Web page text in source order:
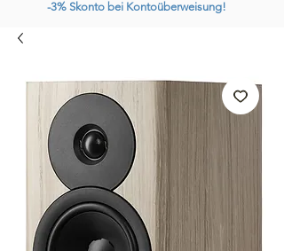
-3% Skonto bei Kontoüberweisung!